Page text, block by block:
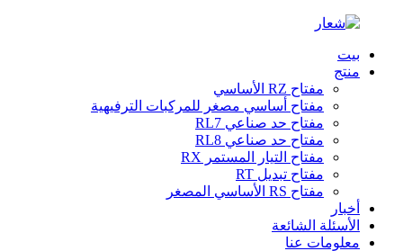
بيت
منتج
مفتاح RZ الأساسي
مفتاح أساسي مصغر للمركبات الترفيهية
مفتاح حد صناعي RL7
مفتاح حد صناعي RL8
مفتاح التيار المستمر RX
مفتاح تبديل RT
مفتاح RS الأساسي المصغر
أخبار
الأسئلة الشائعة
معلومات عنا